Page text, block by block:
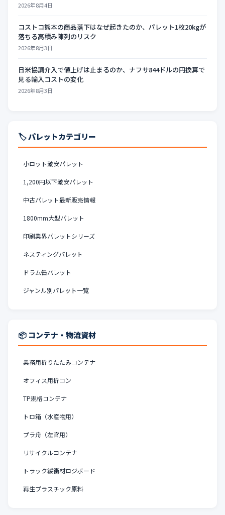
2026年8月4日
コストコ熊本の商品落下はなぜ起きたのか、パレット1枚20kgが
落ちる高積み陳列のリスク
2026年8月3日
日米協調介入で値上げは止まるのか、ナフサ844ドルの円換算で
見る輸入コストの変化
2026年8月3日
🏷️ パレットカテゴリー
小ロット激安パレット
1,200円以下激安パレット
中古パレット最新販売情報
1800mm大型パレット
印刷業界パレットシリーズ
ネスティングパレット
ドラム缶パレット
ジャンル別パレット一覧
📦 コンテナ・物流資材
業務用折りたたみコンテナ
オフィス用折コン
TP規格コンテナ
トロ箱（水産物用）
プラ舟（左官用）
リサイクルコンテナ
トラック緩衝材ロジボード
再生プラスチック原料